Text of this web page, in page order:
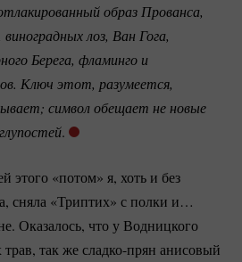
образ Прованса,
лоз, Ван Гога,
Берега, фламинго и
Ключ этот, разумеется,
символ обещает не новые
.
этого «потом» я, хоть и без
сняла «Триптих» с полки и…
Оказалось, что у Водницкого
так жесладко-прян анисовый